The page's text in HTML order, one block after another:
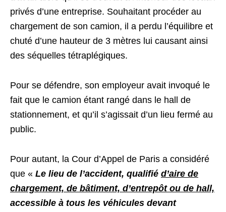
privés d’une entreprise. Souhaitant procéder au
chargement de son camion, il a perdu l’équilibre et
chuté d’une hauteur de 3 mètres lui causant ainsi
des séquelles tétraplégiques.
Pour se défendre, son employeur avait invoqué le
fait que le camion étant rangé dans le hall de
stationnement, et qu’il s’agissait d’un lieu fermé au
public.
Pour autant, la Cour d’Appel de Paris a considéré
que « Le lieu de l’accident, qualifié d’aire de
chargement, de bâtiment, d’entrepôt ou de hall,
accessible à tous les véhicules devant